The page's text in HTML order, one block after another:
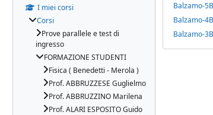
Balzamo-
Balzamo-
Balzamo-
I miei corsi
Corsi
Prove parallele e test di
ingresso
FORMAZIONE STUDENTI
Fisica ( Benedetti - Merola )
Prof. ABBRUZZESE Guglielmo
Prof. ABBRUZZINO Marilena
Prof. ALARI ESPOSITO Guido